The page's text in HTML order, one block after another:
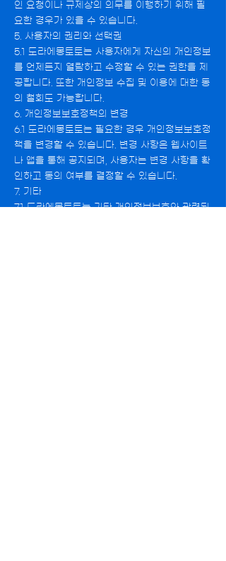
인 요청이나 규제상의 의무를 이행하기 위해 필
요한 경우가 있을 수 있습니다.
5. 사용자의 권리와 선택권
5.1 도라에몽토토는 사용자에게 자신의 개인정보
를 언제든지 열람하고 수정할 수 있는 권한을 제
공합니다. 또한 개인정보 수집 및 이용에 대한 동
의 철회도 가능합니다.
6. 개인정보보호정책의 변경
6.1 도라에몽토토는 필요한 경우 개인정보보호정
책을 변경할 수 있습니다. 변경 사항은 웹사이트
나 앱을 통해 공지되며, 사용자는 변경 사항을 확
인하고 동의 여부를 결정할 수 있습니다.
7. 기타
7.1 도라에몽토토는 기타 개인정보보호와 관련된